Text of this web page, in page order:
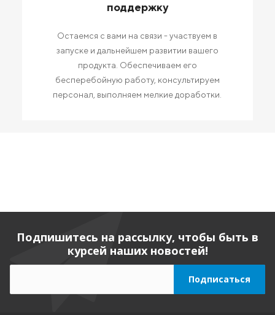
поддержку
Остаемся с вами на связи - участвуем в
запуске и дальнейшем развитии вашего
продукта. Обеспечиваем его
бесперебойную работу, консультируем
персонал, выполняем мелкие доработки.
Подпишитесь на рассылку, чтобы быть в
курсей наших новостей!